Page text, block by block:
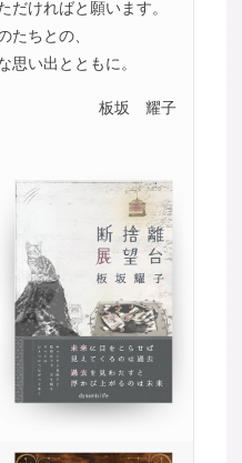
だければと願います。
たちとの、
思い出とともに。
板坂 耀子